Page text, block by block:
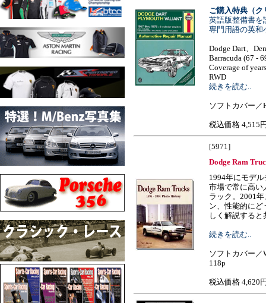
ご購入特典（ク
英語版整備書を
専門用語の英和
Dodge Dart、
Barracuda (67 -
Coverage of
RWD
続きを読む..
ソフトカバー／
税込価格 4,515
[5971]
Dodge Ram
1994年にモデ
市場で常に高い
ラック。2001
ン、性能的にど
しく解説する
続きを読む..
ソフトカバー／
118p
税込価格 4,620